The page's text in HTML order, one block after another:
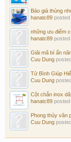
Báo giá thùng
hanatc89 posted
những ưu điểm
hanatc89 posted
Giải mã bí ẩn
Cuu Dung
Tử Bình Giúp
Cuu Dung
Cột chắn inox
hanatc89 posted
Phong thủy văn
Cuu Dung